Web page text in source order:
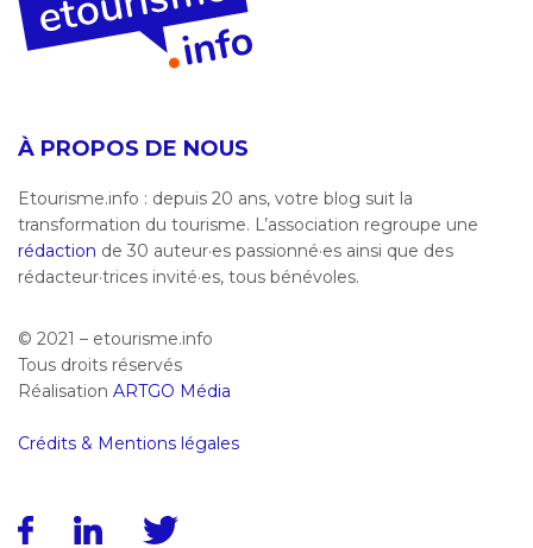
À PROPOS DE NOUS
Etourisme.info : depuis 20 ans, votre blog suit la
transformation du tourisme. L’association regroupe une
rédaction de 30 auteur·es passionné·es ainsi que des
rédacteur·trices invité·es, tous bénévoles.
© 2021 – etourisme.info
Tous droits réservés
Réalisation ARTGO Média
Crédits & Mentions légales